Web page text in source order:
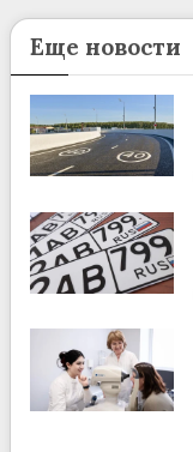
Еще новости